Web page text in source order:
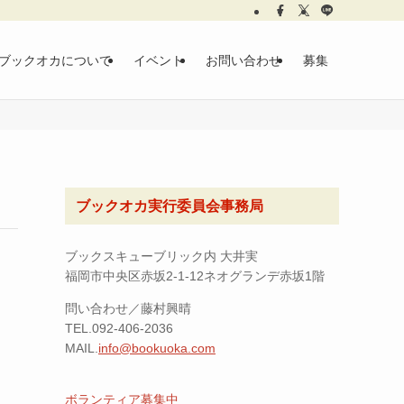
ックオカについて イベント お問い合わせ 募集
ブックオカ実行委員会事務局
ブックスキューブリック内 大井実
福岡市中央区赤坂2-1-12ネオグランデ赤坂1階
問い合わせ／藤村興晴
TEL.092-406-2036
MAIL. info@bookuoka.com
ボランティア募集中